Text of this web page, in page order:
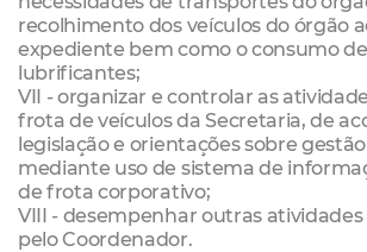
recolhimento dos veículos do órgão
expediente bem como o consumo
lubrificantes;
VII - organizar e controlar as
frota de veículos da Secretaria, de
legislação e orientações sobre
mediante uso de sistema de
de frota corporativo;
VIII - desempenhar outras
pelo Coordenador.